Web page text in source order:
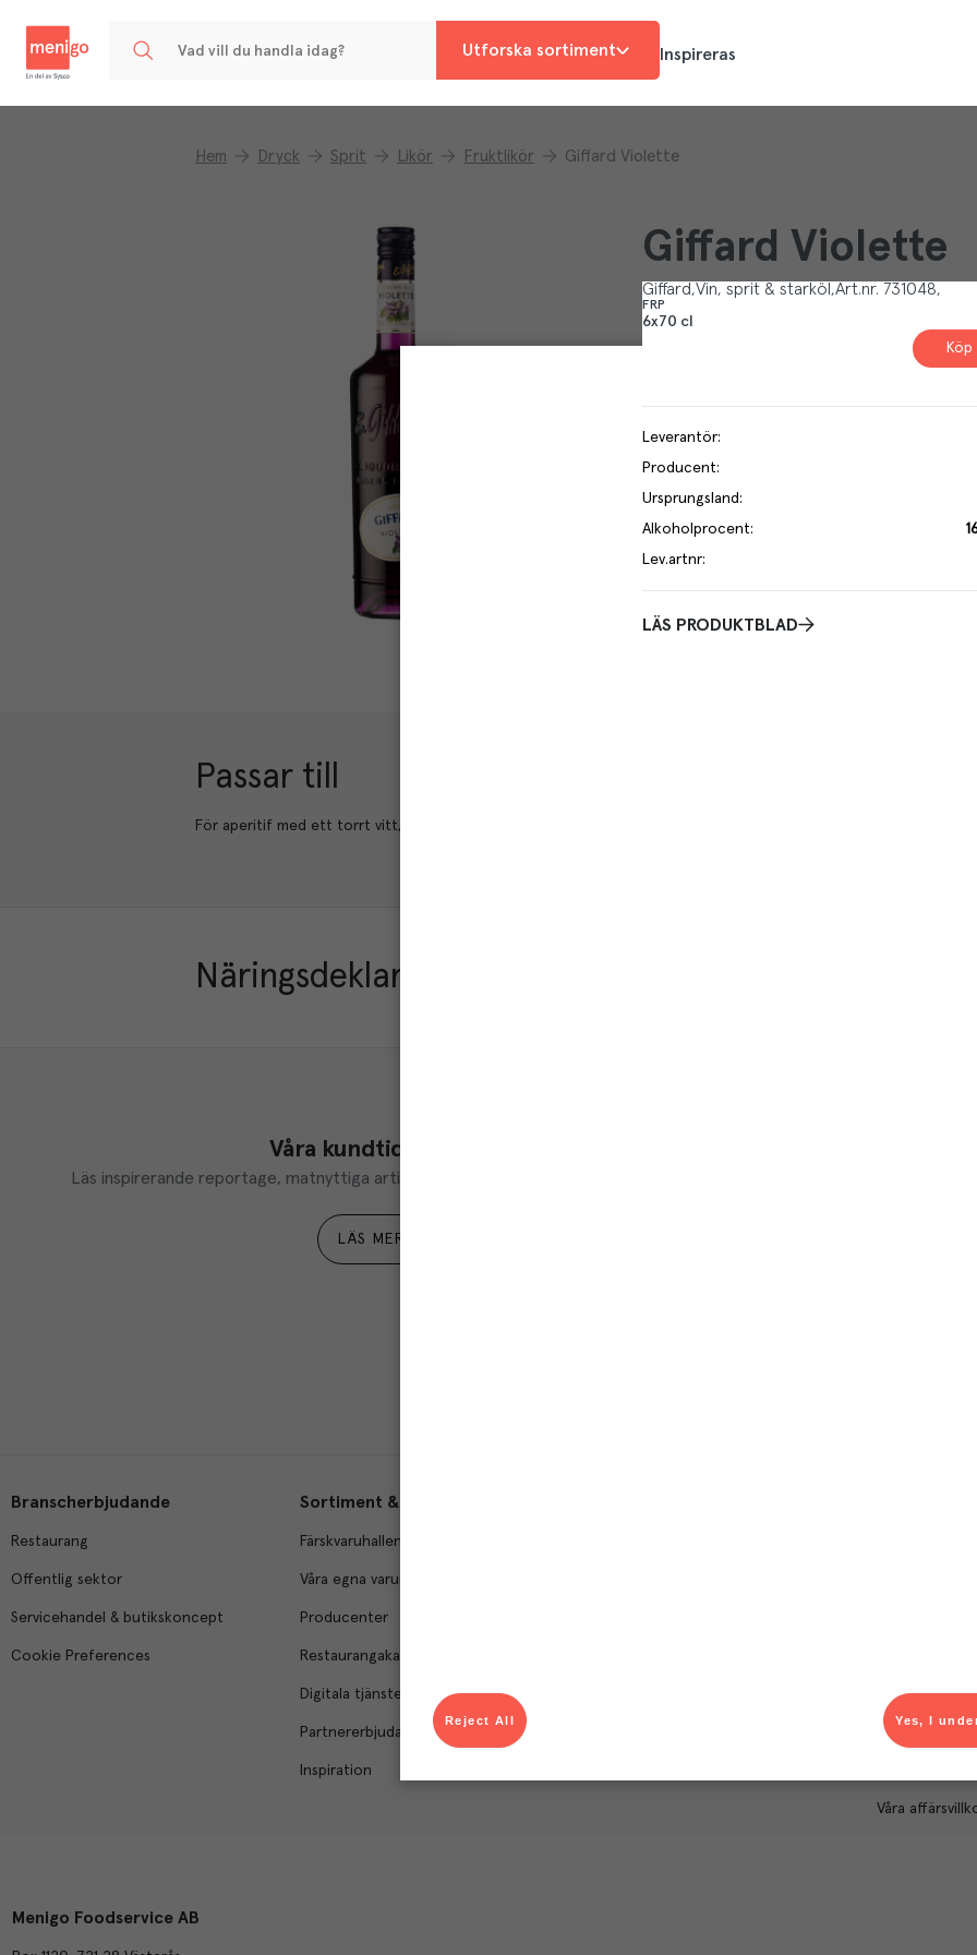
Utforska sortiment Inspireras
Hem Dryck Sprit Likör Fruktlikör Giffard Violette
Giffard Violette
Giffard Vin, sprit & starköl Art.nr. 731048
FRP
6x70 cl
Köp
Leverantör:
Producent:
Ursprungsland :
Alkoholprocent:
Lev.artnr:
LÄS PRODUKTBLAD
Passar till
För aperitif med ett torrt vitt, rosé eller mousserande vin.
Blommig arom. Vårsmaker med blommiga toner viol,
Näringsdeklaration
Våra kundtidningar
Läs inspirerande reportage, matnyttiga artiklar och ta del av aktuella kampanjer.
LÄS MER
Du som är Menigo-
Branscherbjudande
Restaurang
Offentlig sektor
Servicehandel & butikskoncept
Cookie Preferences
Sortiment & tjänster
Färskvaruhallen
Våra egna varumärken
Producenter
Restaurangakademien
Digitala tjänster
Partnererbjudanden
Inspiration
För dig som
Produktlarm
Våra
Menigo Foodservice AB
Yes, I
Reject All